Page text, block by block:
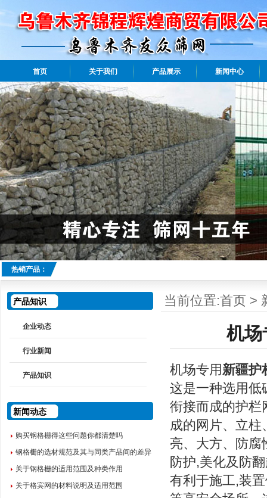
首页 关于我们 产品展示 新闻中心
热销产品：
当前位置:首页 >
机场
机场专用新疆护
这是一种选用低
衔接而成的护栏
成的网片、立柱
亮、大方、防腐
防护,美化及防
有利于施工,装
产品知识
企业动态
行业新闻
产品知识
新闻动态
购买钢格栅得这些问题你都清楚吗
钢格栅的选材规范及其与同类产品间的差异
关于钢格栅的适用范围及种类作用
关于格宾网的材料说明及适用范围